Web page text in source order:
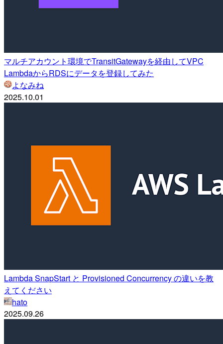
マルチアカウント環境でTransitGatewayを経由してVPC
LambdaからRDSにデータを登録してみた
よなみね
2025.10.01
Lambda SnapStart と Provisioned Concurrency の違いを教
えてください
hato
2025.09.26